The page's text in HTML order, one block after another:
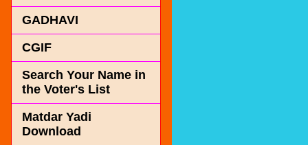
GADHAVI
CGIF
Search Your Name in
the Voter's List
Matdar Yadi
Download